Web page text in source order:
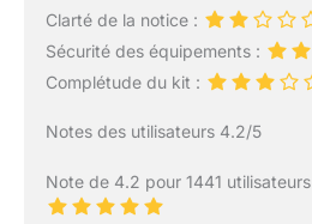
Clarté de la notice :
Sécurité des équipements :
Complétude du kit :
Notes des utilisateurs 4.2/5
Note de 4.2 pour 1441 utilisateurs